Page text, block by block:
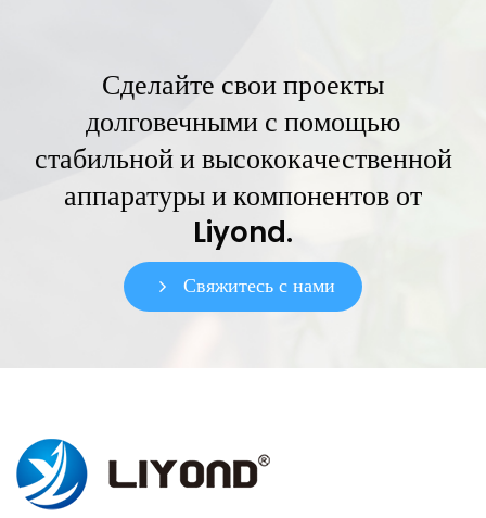
Сделайте свои проекты
долговечными с помощью
стабильной и высококачественной
аппаратуры и компонентов от
Liyond.
Свяжитесь с нами